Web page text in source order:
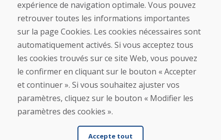
À propos de nous
Boutique
Contact
Achat
Boutique en ligne
Conditions générales de vente (CGV)
Expédition et paiement
Procédure de réclamation
Politique de retour et d’échange
Gestion des Cookies
expérience de navigation optimale. Vous pouvez
retrouver toutes les informations importantes
sur la page Cookies. Les cookies nécessaires sont
automatiquement activés. Si vous acceptez tous
les cookies trouvés sur ce site Web, vous pouvez
le confirmer en cliquant sur le bouton « Accepter
et continuer ». Si vous souhaitez ajuster vos
paramètres, cliquez sur le bouton « Modifier les
paramètres des cookies ».
Accepte tout